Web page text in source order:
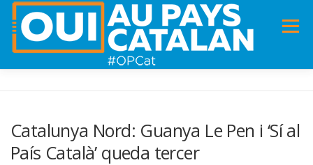
Menu
PANNEAUX POUR MA COMMUNE !
Catalunya Nord: Guanya Le Pen i ‘Sí al
País Català’ queda tercer